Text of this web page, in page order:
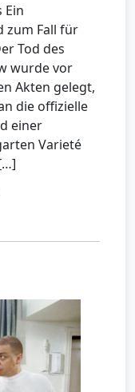
Ein
zum Fall für
Tod des
wurde vor
Akten gelegt,
die offizielle
einer
Varieté